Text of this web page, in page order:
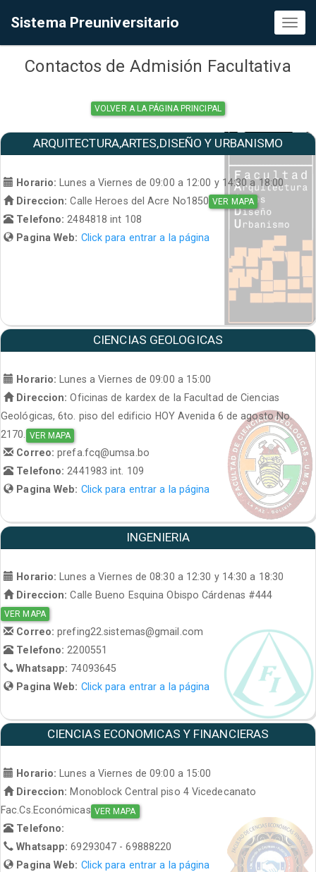
Sistema Preuniversitario
Contactos de Admisión Facultativa
VOLVER A LA PÁGINA PRINCIPAL
ARQUITECTURA,ARTES,DISEÑO Y URBANISMO
Horario:
Lunes a Viernes de 09:00 a 12:00 y 14:30 a 18:00
Direccion: Calle Heroes del Acre No1850 VER MAPA
Telefono: 2484818 int 108
Pagina Web: Click para entrar a la página
CIENCIAS GEOLOGICAS
Horario: Lunes a Viernes de 09:00 a 15:00
Direccion: Oficinas de kardex de la Facultad de Ciencias
Geológicas, 6to. piso del edificio HOY Avenida 6 de agosto No.
2170. VER MAPA
Correo:prefa.fcq@umsa.bo
Telefono:2441983 int. 109
Pagina Web: Click para entrar a la página
INGENIERIA
Horario:
Lunes a Viernes de 08:30 a 12:30 y 14:30 a 18:30
Direccion: Calle Bueno Esquina Obispo Cárdenas #444
VER MAPA
Correo:prefing22.sistemas@gmail.com
Telefono: 2200551
Whatsapp: 74093645
Pagina Web: Click para entrar a la página
CIENCIAS ECONOMICAS Y FINANCIERAS
Horario: Lunes a Viernes de 09:00 a 15:00
Direccion: Monoblock Central piso 4 Vicedecanato
Fac.Cs.Económicas VER MAPA
Telefono:
Whatsapp:69293047 - 69888220
Pagina Web: Click para entrar a la página